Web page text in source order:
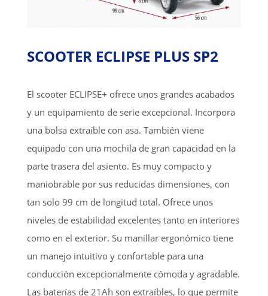
SCOOTER ECLIPSE PLUS SP2
El scooter ECLIPSE+ ofrece unos grandes acabados
y un equipamiento de serie excepcional. Incorpora
una bolsa extraíble con asa. También viene
equipado con una mochila de gran capacidad en la
parte trasera del asiento. Es muy compacto y
maniobrable por sus reducidas dimensiones, con
tan solo 99 cm de longitud total. Ofrece unos
niveles de estabilidad excelentes tanto en interiores
como en el exterior. Su manillar ergonómico tiene
un manejo intuitivo y confortable para una
conducción excepcionalmente cómoda y agradable.
Las baterías de 21Ah son extraíbles, lo que permite